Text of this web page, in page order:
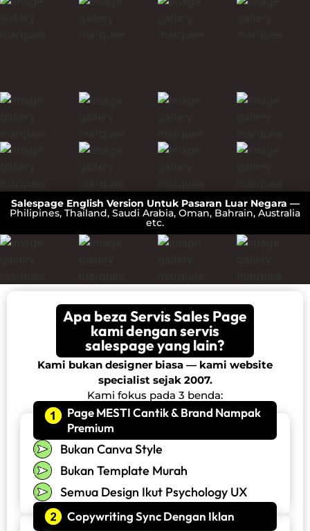
Salespage English Version Untuk Pasaran Luar Negara —
Philipines, Thailand, Saudi Arabia, Oman, Bahrain, Australia
etc.
Apa beza Servis Sales Page
kami dengan servis
salespage yang lain?
Kami bukan designer biasa — kami website
specialist sejak 2007.
Kami fokus pada 3 benda:
Page MESTI Cantik & Brand Nampak
Premium
Bukan Canva Style
Bukan Template Murah
Semua Design Ikut Psychology UX
Copywriting Sync Dengan Iklan